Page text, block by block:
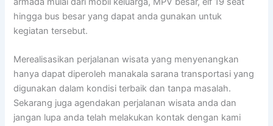
hingga bus besar yang dapat anda gunakan untuk
kegiatan tersebut.
Merealisasikan perjalanan wisata yang menyenangkan
hanya dapat diperoleh manakala sarana transportasi yang
digunakan dalam kondisi terbaik dan tanpa masalah.
Sekarang juga agendakan perjalanan wisata anda dan
jangan lupa anda telah melakukan kontak dengan kami